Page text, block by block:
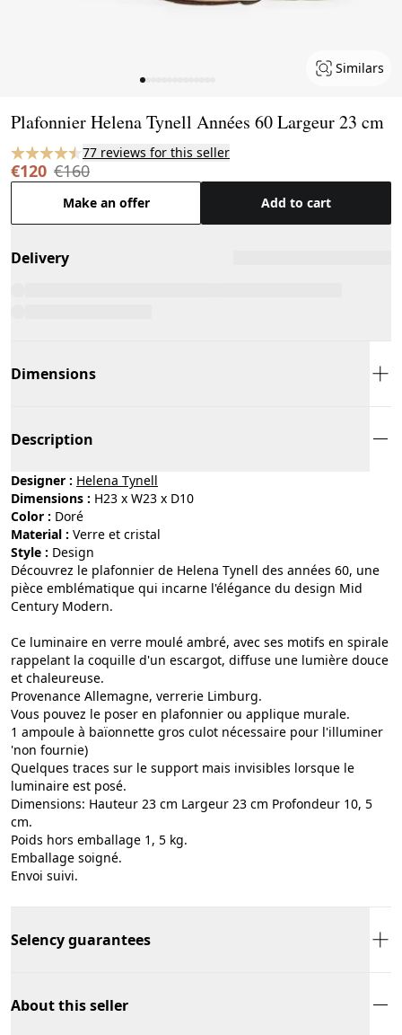
Similars
Plafonnier Helena Tynell Années 60 Largeur 23 cm
77 reviews for this seller
€120 €160
Make an offer Add to cart
Delivery
Dimensions
Description
Designer : Helena Tynell
Dimensions : H23 x W23 x D10
Color :
doré
Material :
verre et cristal
Style :
design
Découvrez le plafonnier de Helena Tynell des années 60, une
pièce emblématique qui incarne l'élégance du design Mid
Century Modern.
Ce luminaire en verre moulé ambré, avec ses motifs en spirale
rappelant la coquille d'un escargot, diffuse une lumière douce
et chaleureuse.
Provenance Allemagne, verrerie Limburg.
Vous pouvez le poser en plafonnier ou applique murale.
1 ampoule à baïonnette gros culot nécessaire pour l'illuminer
'non fournie)
Quelques traces sur le support mais invisibles lorsque le
luminaire est posé.
Dimensions: Hauteur 23 cm Largeur 23 cm Profondeur 10, 5
cm.
Poids hors emballage 1, 5 kg.
Emballage soigné.
Envoi suivi.
Selency guarantees
About this seller